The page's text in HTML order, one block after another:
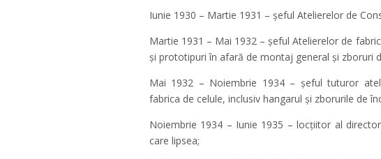
Iunie 1930 – Martie 1931 – șeful Atelierelor de
Martie 1931 – Mai 1932 – șeful Atelierelor de
şi prototipuri în afară de montaj general şi zboruri
Mai 1932 – Noiembrie 1934 – șeful tuturor
fabrica de celule, inclusiv hangarul şi zborurile de
Noiembrie 1934 – Iunie 1935 – locţiitor al
care lipsea;